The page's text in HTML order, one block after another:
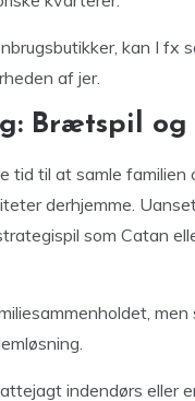
kan I fx
af jer.
Brætspil
tid til at samle
derhjemme.
som Catan
indendørs